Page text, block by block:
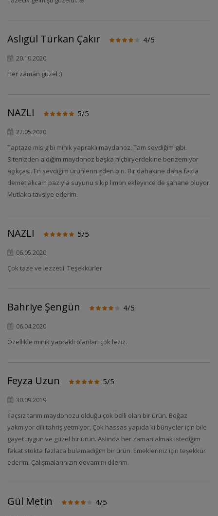
Aslıgül Türkan Çakır 4/5
20.10.2020
Her zaman güzel :)
NAZLI 5/5
27.05.2020
Taptaze mis gibi minik yapraklı maydanoz. Tam sevdiğim gibi.
Sitenizden aldığım maydonoz başka hiçbiryerdekine benzemiyor
açıkçası. En sevdiğim ürünlerinizden biri. Bir dahakine daha fazla
demet alıcam pazıyla suyunu sıkıp limon ekleyince de şahane oluyor.
Mutlaka tavsiye ederim.
NAZLI 5/5
06.05.2020
Çok taze ve lezzetli. Teşekkürler
Bahriye Şengün 4/5
06.04.2020
Özellikle minik yapraklı olanları çok leziz.
Feyza Uzun 5/5
30.09.2019
İlaçsız tarım maydonozu olduğu çok belli olan bir ürün. Boğaz
yakmıyor dili tahriş yetmiyor, Çok hassas yapıda ki bünyeler için bile
gayet uygun ve güzel bir ürün. Aslında her zaman almak istediğim
fakat stokta fazlaca bulamadığım bir ürün. Emekleriniz için teşekkür
ederim. Çalışmalarınızın devamını dilerim.
Gül Metin 4/5